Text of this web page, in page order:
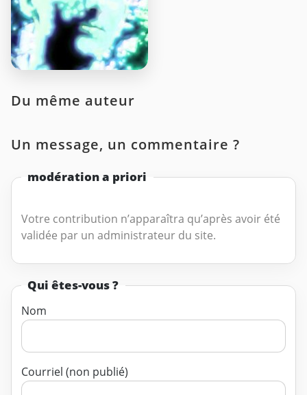
Du même auteur
Un message, un commentaire ?
modération a priori
Votre contribution n’apparaîtra qu’après avoir été
validée par un administrateur du site.
Qui êtes-vous ?
Nom
Courriel (non publié)